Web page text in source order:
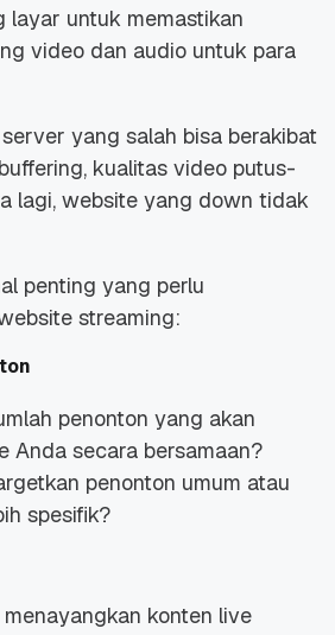
layar untuk memastikan
video dan audio untuk para
yang salah bisa berakibat
kualitas video putus-
lagi, website yang down tidak
penting yang perlu
streaming:
penonton yang akan
Anda secara bersamaan?
penonton umum atau
spesifik?
konten live